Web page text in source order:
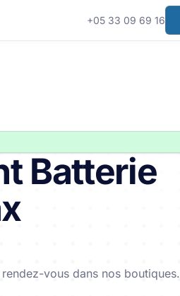
meilleure qualité au meilleur prix
+05 33 09 69 16
Batterie
vous dans nos boutiques.